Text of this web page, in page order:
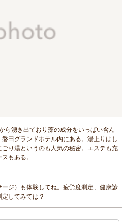
湧き出ており藻の成分をいっぱい含ん
田グランドホテル内にある。湯上りはし
り湯というのも人気の秘密。エステも充
もある。
ジ）も体験してね。疲労度測定、健康診
してみては？